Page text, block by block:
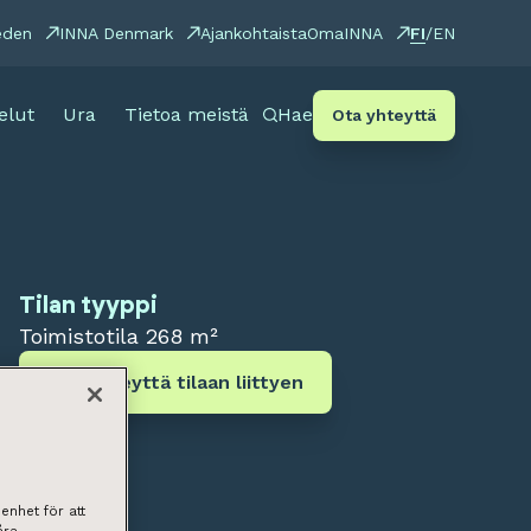
INNA Denmark AjankohtaistaOmaINNA FI/EN
Ura Tietoa meistä Hae Ota yhteyttä
Tilan tyyppi
Toimistotila 268 m²
Ota yhteyttä tilaan liittyen
för att